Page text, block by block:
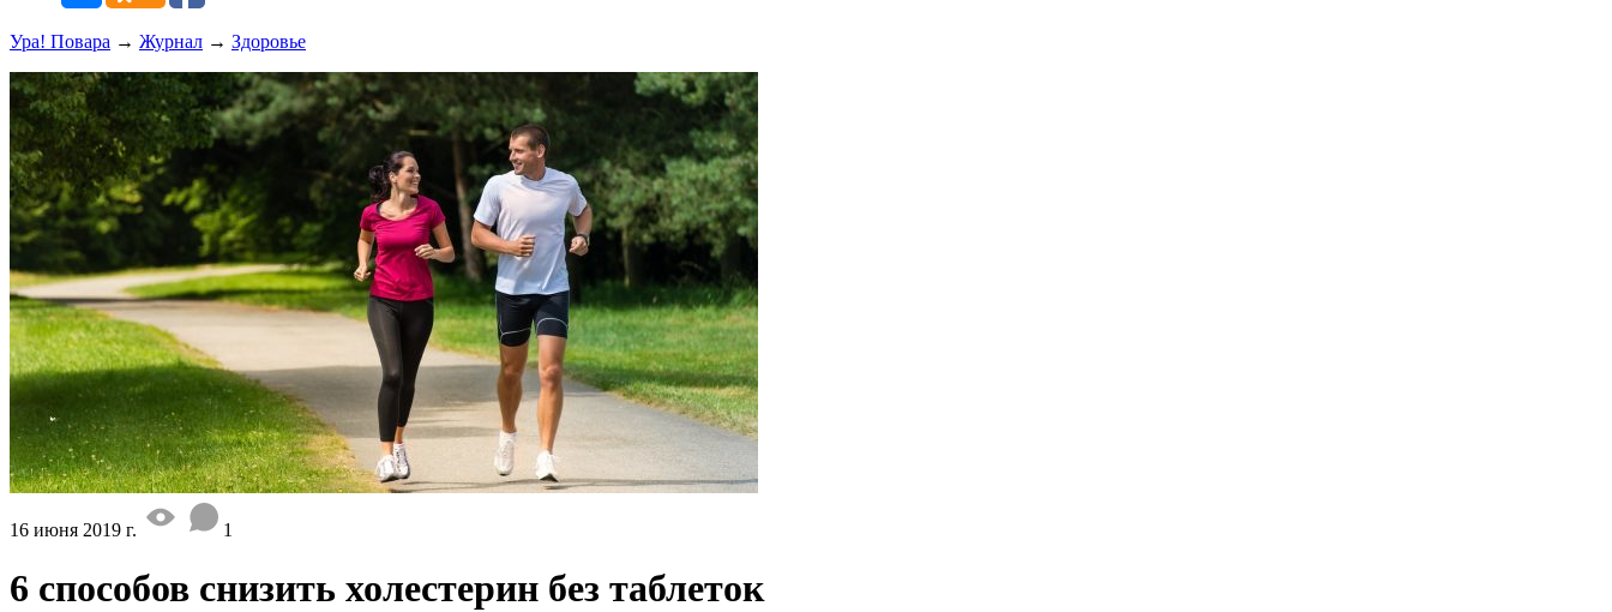
Ура! Повара → Журнал → Здоровье
16 июня 2019 г. 1
6 способов снизить холестерин без таблеток